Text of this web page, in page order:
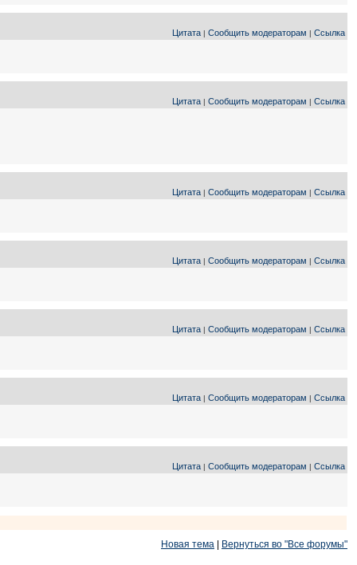
Цитата | Сообщить модераторам | Ссылка
Цитата | Сообщить модераторам | Ссылка
Цитата | Сообщить модераторам | Ссылка
Цитата | Сообщить модераторам | Ссылка
Цитата | Сообщить модераторам | Ссылка
Цитата | Сообщить модераторам | Ссылка
Цитата | Сообщить модераторам | Ссылка
Новая тема Вернуться во "Все форумы"